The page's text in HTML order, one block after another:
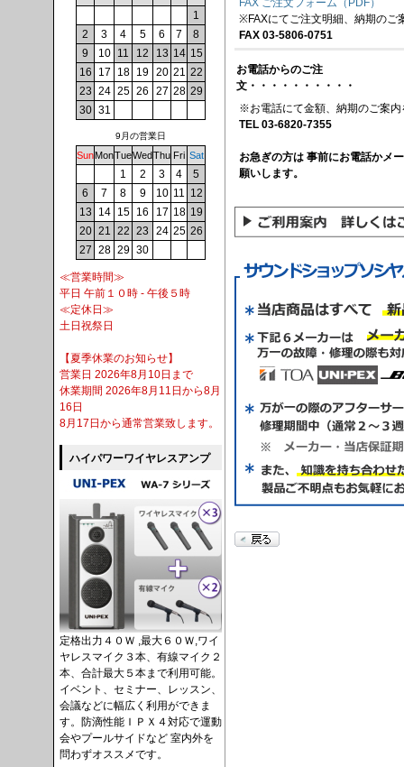
FAX ご注文フォーム（PDF）
※FAXにてご注文明細、納期のご
FAX 03-5806-0751
お電話からのご注
文・・・・・・・・・・
※お電話にて金額、納期のご案内
TEL 03-6820-7355
お急ぎの方は 事前にお電話かメ
願いします。
1
2
3 4 5 6 7
8
9
10 11 12 13 14 15
16
17 18 19 20 21 22
23 24 25 26 27 28 29
30 31
9月の営業日
SunMonTueWedThu Fri Sat
1 2 3 4
5
6
7 8 9 10 11 12
13
14 15 16 17 18 19
20 21 22 23 24 25 26
27 28 29 30
≪営業時間≫
平日 午前１０時 - 午後５時
≪定休日≫
土日祝祭日
【夏季休業のお知らせ】
営業日 2026年8月10日まで
休業期間 2026年8月11日から8月
16日
8月17日から通常営業致します。
ハイパワーワイヤレスアンプ
定格出力４０Ｗ ,最大６０Ｗ,ワイ
ヤレスマイク３本、有線マイク２
本、合計最大５本まで利用可能。
イベント、セミナー、レッスン、
会議などに幅広く利用ができま
す。防滴性能ＩＰＸ４対応で運動
会やプールサイドなど 室内外を
問わずオススメです。